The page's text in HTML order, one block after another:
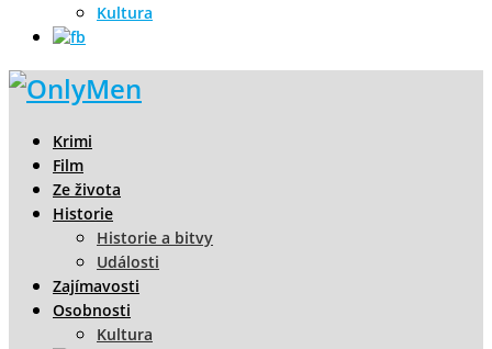
Kultura
Krimi
Film
Ze života
Historie
Historie a bitvy
Události
Zajímavosti
Osobnosti
Kultura